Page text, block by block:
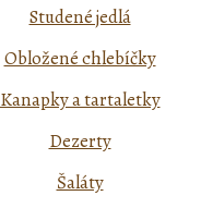
Studené jedlá
Obložené chlebíčky
Kanapky a tartaletky
Dezerty
Šaláty